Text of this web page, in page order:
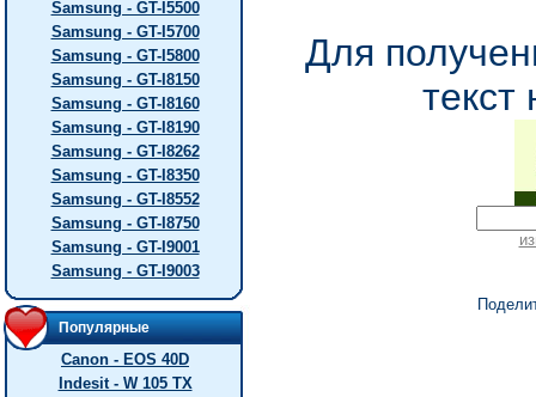
Samsung - GT-I5500
Samsung - GT-I5700
Samsung - GT-I5800
Samsung - GT-I8150
Samsung - GT-I8160
Samsung - GT-I8190
Samsung - GT-I8262
Samsung - GT-I8350
Samsung - GT-I8552
Samsung - GT-I8750
Samsung - GT-I9001
Samsung - GT-I9003
Популярные
Canon - EOS 40D
Indesit - W 105 TX
Для
текст